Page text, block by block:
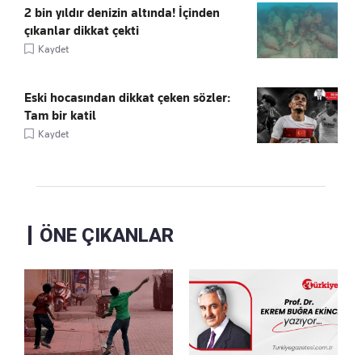
2 bin yıldır denizin altında! İçinden
çıkanlar dikkat çekti
Kaydet
Eski hocasından dikkat çeken sözler:
Tam bir katil
Kaydet
ÖNE ÇIKANLAR